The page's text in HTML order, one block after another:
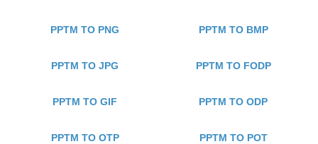
PPTM TO PNG PPTM TO BMP
PPTM TO JPG PPTM TO FODP
PPTM TO GIF PPTM TO ODP
PPTM TO OTP PPTM TO POT